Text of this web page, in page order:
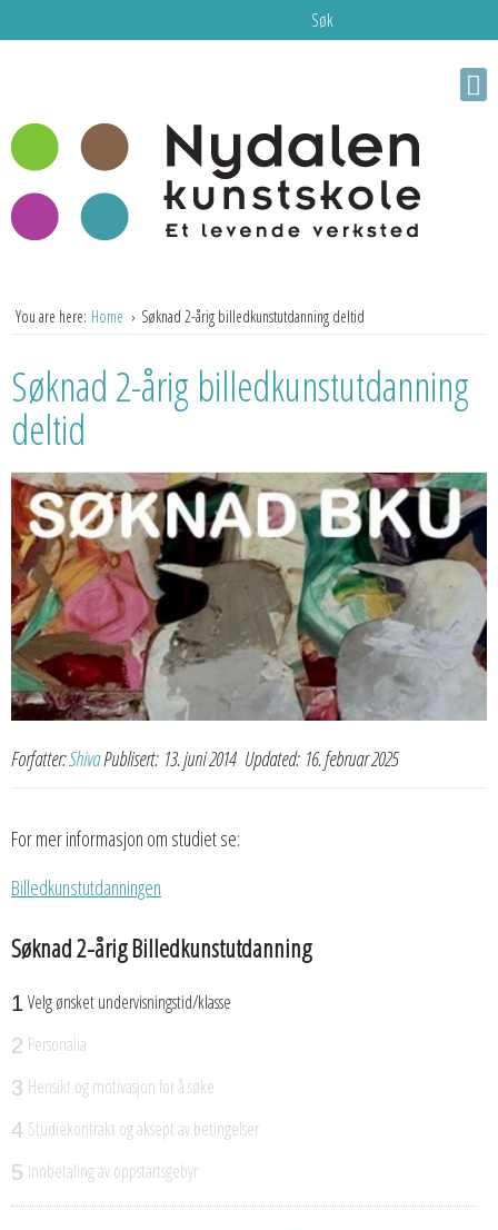
Søk
You are here: Home Søknad 2-årig billedkunstutdanning deltid
Søknad 2-årig billedkunstutdanning
deltid
Forfatter:ShivaPublisert: 13. juni 2014 Updated: 16. februar 2025
For mer informasjon om studiet se:
Billedkunstutdanningen
Søknad 2-årig Billedkunstutdanning
1 Velg ønsket undervisningstid/klasse
2 Personalia
3 Hensikt og motivasjon for å søke
4 Studiekontrakt og aksept av betingelser
5 Innbetaling av oppstartsgebyr